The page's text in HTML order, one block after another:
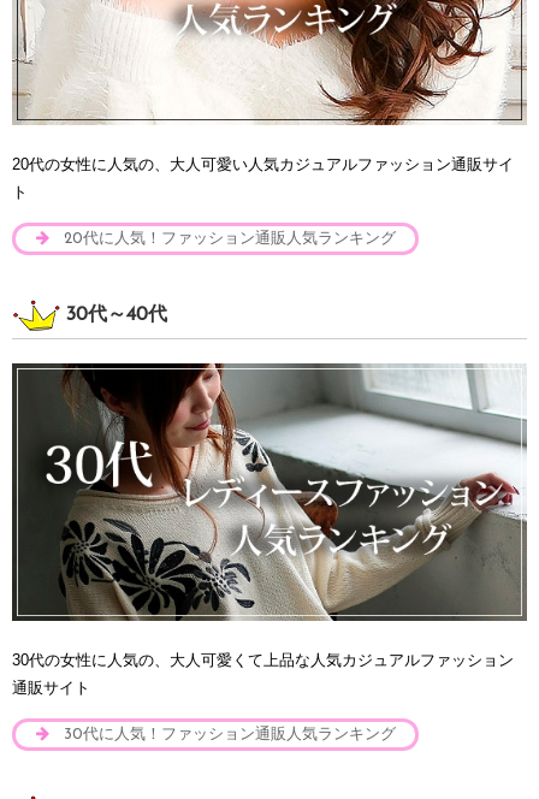
20代の女性に人気の、大人可愛い人気カジュアルファッション通販サイ
ト
20代に人気！ファッション通販人気ランキング
30代～40代
30代の女性に人気の、大人可愛くて上品な人気カジュアルファッション
通販サイト
30代に人気！ファッション通販人気ランキング